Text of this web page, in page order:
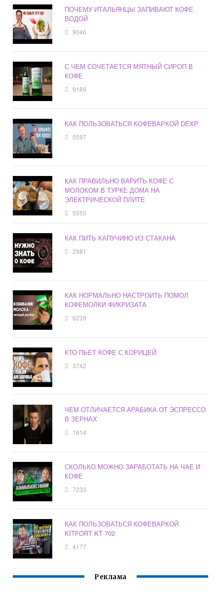
ПОЧЕМУ ИТАЛЬЯНЦЫ ЗАПИВАЮТ КОФЕ
ВОДОЙ
9046
С ЧЕМ СОЧЕТАЕТСЯ МЯТНЫЙ СИРОП В
КОФЕ
9189
КАК ПОЛЬЗОВАТЬСЯ КОФЕВАРКОЙ DEXP
5597
КАК ПРАВИЛЬНО ВАРИТЬ КОФЕ С
МОЛОКОМ В ТУРКЕ ДОМА НА
ЭЛЕКТРИЧЕСКОЙ ПЛИТЕ
5550
КАК ПИТЬ КАПУЧИНО ИЗ СТАКАНА
2981
КАК НОРМАЛЬНО НАСТРОИТЬ ПОМОЛ
КОФЕМОЛКИ ФИКРИЗАТА
6239
КТО ПЬЕТ КОФЕ С КОРИЦЕЙ
3742
ЧЕМ ОТЛИЧАЕТСЯ АРАБИКА ОТ ЭСПРЕССО
В ЗЕРНАХ
1614
СКОЛЬКО МОЖНО ЗАРАБОТАТЬ НА ЧАЕ И
КОФЕ
7233
КАК ПОЛЬЗОВАТЬСЯ КОФЕВАРКОЙ
KITFORT KT 702
4177
Реклама